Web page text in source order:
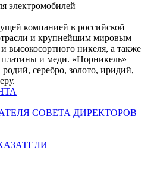
электромобилей
компанией в российской
и крупнейшим мировым
высокосортного никеля, а также
и меди. «Норникель»
родий, серебро, золото, иридий,
СОВЕТА ДИРЕКТОРОВ